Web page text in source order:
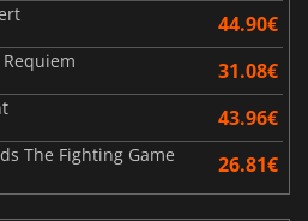
44.90€
31.08€
43.96€
The Fighting Game 26.81€